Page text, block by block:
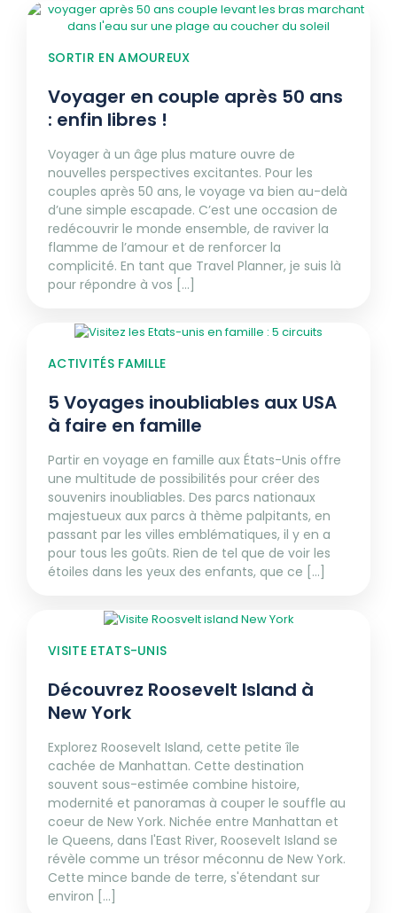
SORTIR EN AMOUREUX
Voyager en couple après 50 ans
: enfin libres !
Voyager à un âge plus mature ouvre de
nouvelles perspectives excitantes. Pour les
couples après 50 ans, le voyage va bien au-delà
d’une simple escapade. C’est une occasion de
redécouvrir le monde ensemble, de raviver la
flamme de l’amour et de renforcer la
complicité. En tant que Travel Planner, je suis là
pour répondre à vos [...]
ACTIVITÉS FAMILLE
5 Voyages inoubliables aux USA
à faire en famille
Partir en voyage en famille aux États-Unis offre
une multitude de possibilités pour créer des
souvenirs inoubliables. Des parcs nationaux
majestueux aux parcs à thème palpitants, en
passant par les villes emblématiques, il y en a
pour tous les goûts. Rien de tel que de voir les
étoiles dans les yeux des enfants, que ce [...]
VISITE ETATS-UNIS
Découvrez Roosevelt Island à
New York
Explorez Roosevelt Island, cette petite île
cachée de Manhattan. Cette destination
souvent sous-estimée combine histoire,
modernité et panoramas à couper le souffle au
coeur de New York. Nichée entre Manhattan et
le Queens, dans l'East River, Roosevelt Island se
révèle comme un trésor méconnu de New York.
Cette mince bande de terre, s'étendant sur
environ [...]